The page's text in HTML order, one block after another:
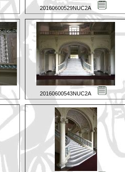
20160600529NUC2A
20160600543NUC2A